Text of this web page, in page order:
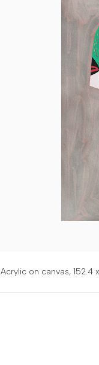
Acrylic on canvas, 152.4